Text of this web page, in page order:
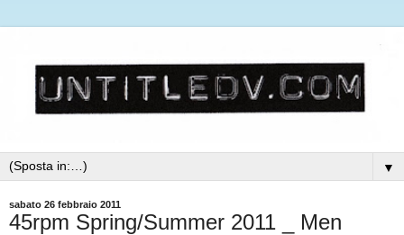
▼
sabato 26 febbraio 2011
45rpm Spring/Summer 2011 _ Men